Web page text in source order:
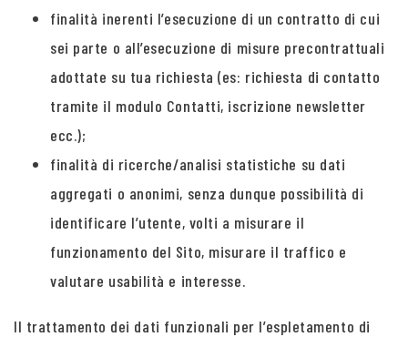
finalità inerenti l’esecuzione di un contratto di cui
sei parte o all’esecuzione di misure precontrattuali
adottate su tua richiesta (es: richiesta di contatto
tramite il modulo Contatti, iscrizione newsletter
ecc.);
finalità di ricerche/analisi statistiche su dati
aggregati o anonimi, senza dunque possibilità di
identificare l’utente, volti a misurare il
funzionamento del Sito, misurare il traffico e
valutare usabilità e interesse.
Il trattamento dei dati funzionali per l’espletamento di